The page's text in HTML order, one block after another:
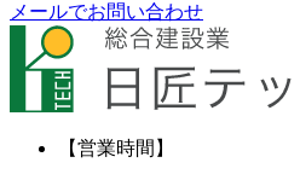
メールでお問い合わせ
【営業時間】